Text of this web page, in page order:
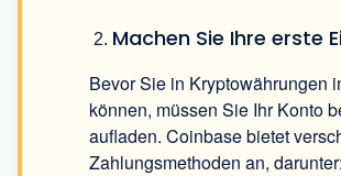
Machen Sie Ihre erste
Bevor Sie in Kryptowährungen
können, müssen Sie Ihr Konto
aufladen. Coinbase bietet
Zahlungsmethoden an, darunter: